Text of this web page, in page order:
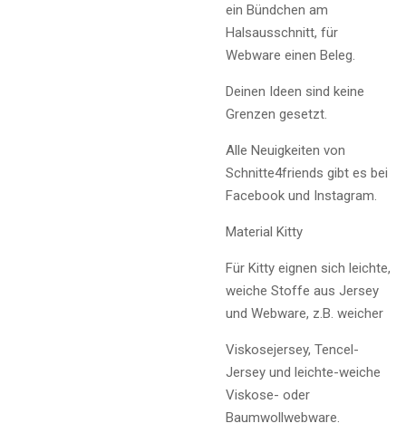
ein Bündchen am
Halsausschnitt, für
Webware einen Beleg.
Deinen Ideen sind keine
Grenzen gesetzt.
Alle Neuigkeiten von
Schnitte4friends gibt es bei
Facebook und Instagram.
Material Kitty
Für Kitty eignen sich leichte,
weiche Stoffe aus Jersey
und Webware, z.B. weicher
Viskosejersey, Tencel-
Jersey und leichte-weiche
Viskose- oder
Baumwollwebware.